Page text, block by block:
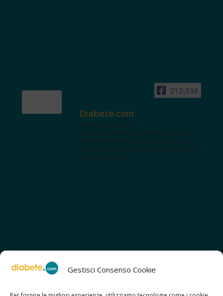
Gestisci Consenso Cookie
212,336
Diabete.com
www.diabete.com
Tanti contenuti autorevoli e un'area
interattiva dedicata a te con spazi
educazionali e test. Iscriviti alla NL per
tutte le novità!